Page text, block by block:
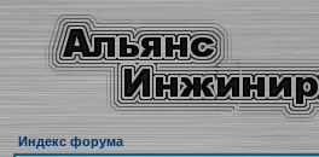
Индекс форума